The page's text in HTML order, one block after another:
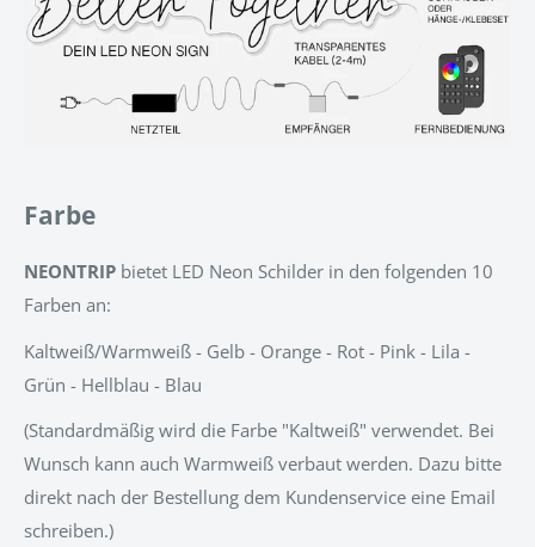
Farbe
NEONTRIP bietet LED Neon Schilder in den folgenden 10
Farben an:
Kaltweiß/Warmweiß - Gelb - Orange - Rot - Pink - Lila -
Grün - Hellblau - Blau
(Standardmäßig wird die Farbe "Kaltweiß" verwendet. Bei
Wunsch kann auch Warmweiß verbaut werden. Dazu bitte
direkt nach der Bestellung dem Kundenservice eine Email
schreiben.)